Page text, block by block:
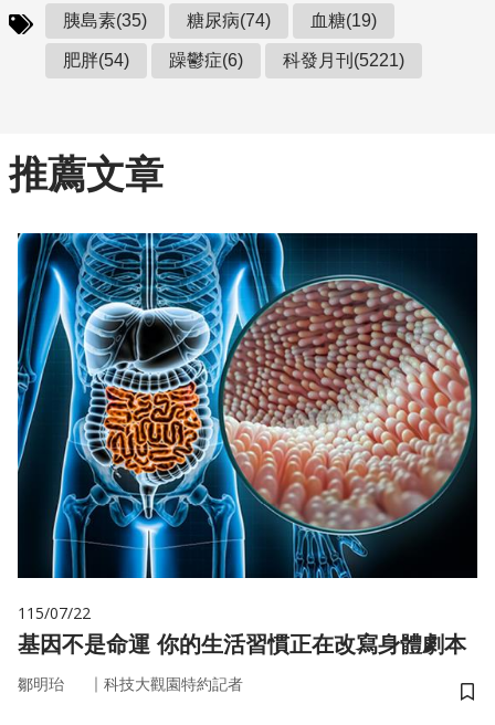
胰島素(35) 糖尿病(74) 血糖(19)
肥胖(54) 躁鬱症(6) 科發月刊(5221)
推薦文章
115/07/22
基因不是命運 你的生活習慣正在改寫身體劇本
鄒明珆 ｜ 科技大觀園特約記者
儲